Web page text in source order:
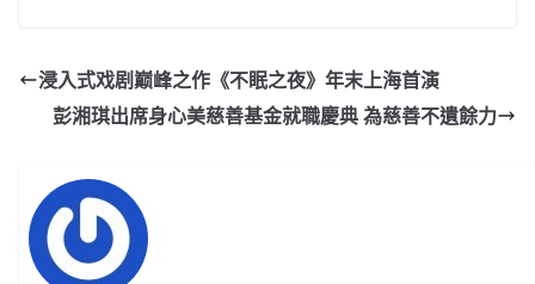
e
b
o
k
W
ei
o
s
A
h
at
er l y
Li
浸入式戏剧巅峰之作《不眠之夜》年末上海首演
彭湘琪出席身心美慈善基金就職慶典 為慈善不遺餘力